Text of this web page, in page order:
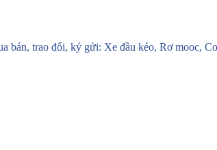
trao đổi, ký gửi: Xe đầu kéo, Rơ mooc,